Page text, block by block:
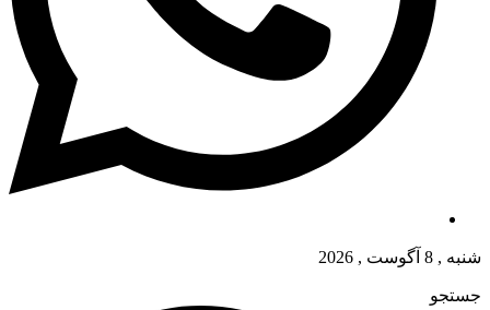
شنبه , 8 آگوست , 2026
جستجو